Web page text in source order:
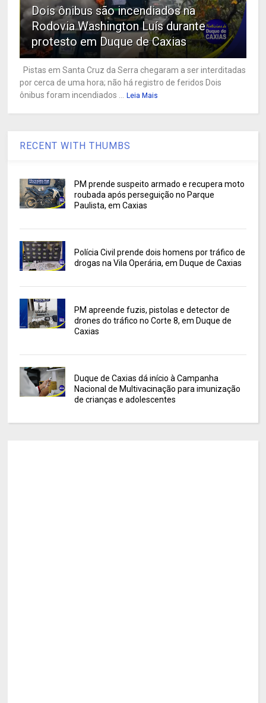
Dois ônibus são incendiados na
Rodovia Washington Luís durante
protesto em Duque de Caxias
Pistas em Santa Cruz da Serra chegaram a ser interditadas
por cerca de uma hora; não há registro de feridos Dois
ônibus foram incendiados ... Leia Mais
RECENT WITH THUMBS
PM prende suspeito armado e recupera moto
roubada após perseguição no Parque
Paulista, em Caxias
Polícia Civil prende dois homens por tráfico de
drogas na Vila Operária, em Duque de Caxias
PM apreende fuzis, pistolas e detector de
drones do tráfico no Corte 8, em Duque de
Caxias
Duque de Caxias dá início à Campanha
Nacional de Multivacinação para imunização
de crianças e adolescentes